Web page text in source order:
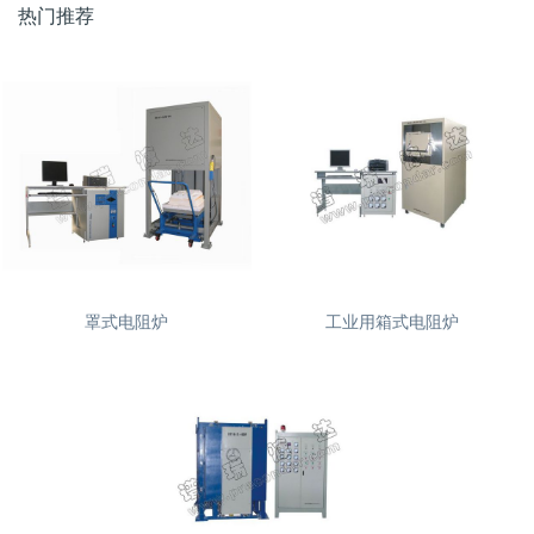
热门推荐
罩式电阻炉 工业用箱式电阻炉